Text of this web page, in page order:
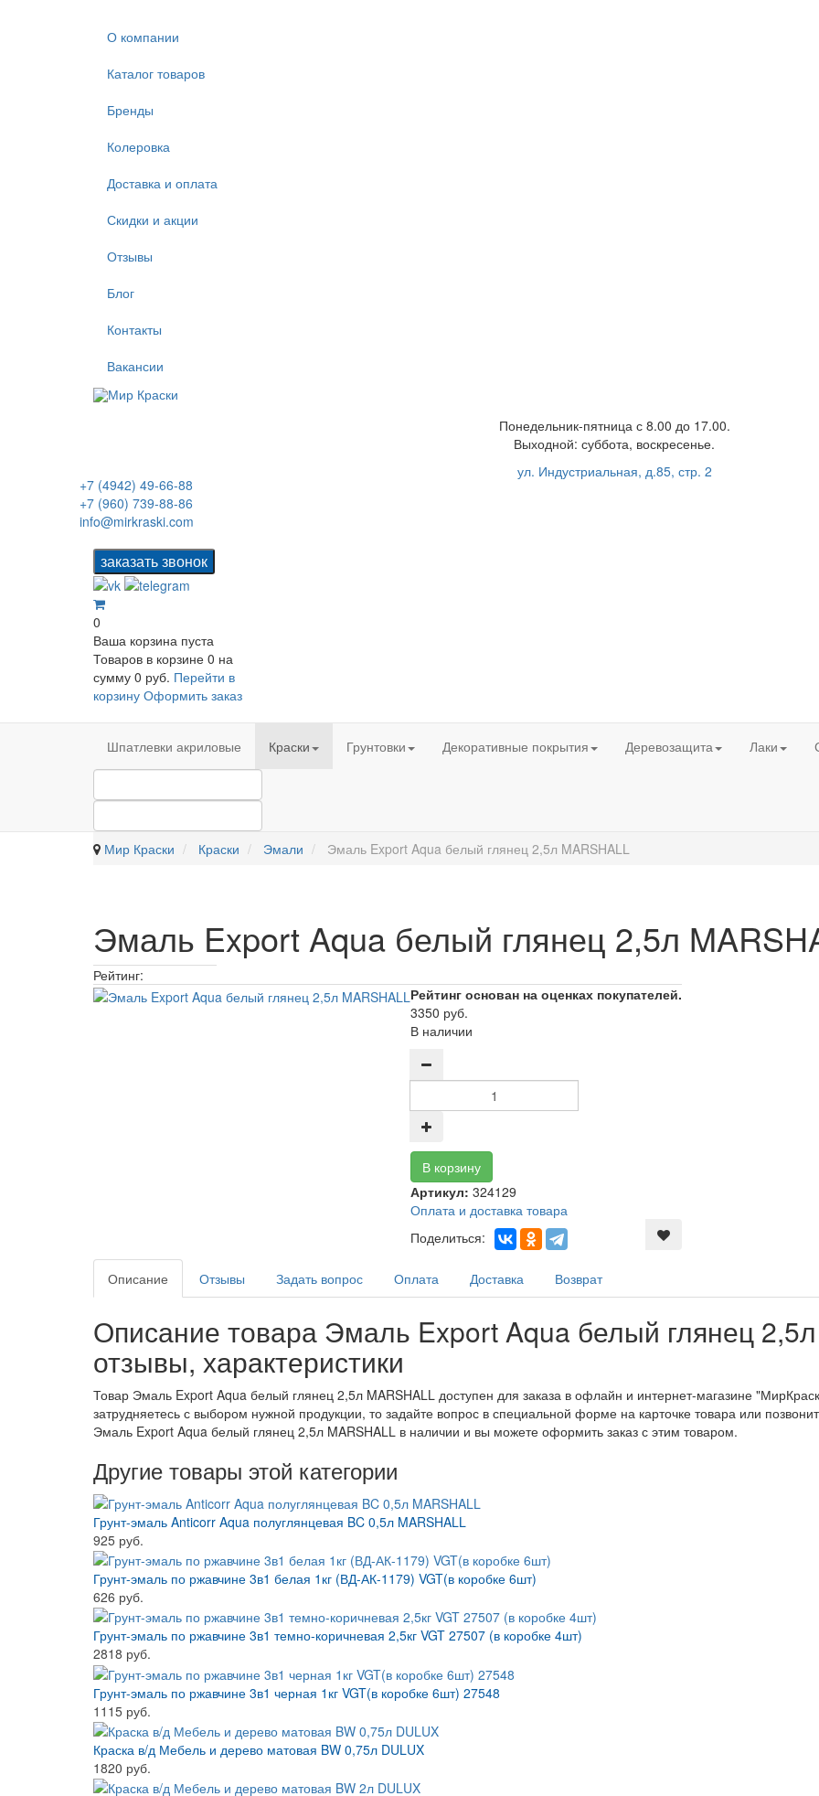
О компании
Каталог товаров
Бренды
Колеровка
Доставка и оплата
Скидки и акции
Отзывы
Блог
Контакты
Вакансии
Понедельник-пятница с 8.00 до 17.00.
Выходной: суббота, воскресенье.
ул. Индустриальная, д.85, стр. 2
+7 (4942) 49-66-88
+7 (960) 739-88-86
info@mirkraski.com
0
Ваша корзина пуста
Товаров в корзине 0 на
сумму 0 руб. Перейти в
корзину Оформить заказ
Шпатлевки акриловые Краски Грунтовки Декоративные покрытия Деревозащита Лаки
Мир Краски Краски Эмали Эмаль Export Aqua белый глянец 2,5л MARSHALL
Эмаль Export Aqua белый глянец 2,5л
Рейтинг:
Рейтинг основан на оценках покупателей.
3350 руб.
В наличии
Артикул: 324129
Оплата и доставка товара
Поделиться:
Описание Отзывы Задать вопрос Оплата Доставка Возврат
Описание товара Эмаль Export Aqua белый глянец
отзывы, характеристики
Товар Эмаль Export Aqua белый глянец 2,5л MARSHALL доступен для заказа в офлайн и интернет-магазине
затрудняетесь с выбором нужной продукции, то задайте вопрос в специальной форме на карточке товара или
Эмаль Export Aqua белый глянец 2,5л MARSHALL в наличии и вы можете оформить заказ с этим товаром.
Другие товары этой категории
Грунт-эмаль Anticorr Aqua полуглянцевая BC 0,5л MARSHALL
925 руб.
Грунт-эмаль по ржавчине 3в1 белая 1кг (ВД-АК-1179) VGT(в коробке 6шт)
626 руб.
Грунт-эмаль по ржавчине 3в1 темно-коричневая 2,5кг VGT 27507 (в коробке 4шт)
2818 руб.
Грунт-эмаль по ржавчине 3в1 черная 1кг VGT(в коробке 6шт) 27548
1115 руб.
Краска в/д Мебель и дерево матовая BW 0,75л DULUX
1820 руб.